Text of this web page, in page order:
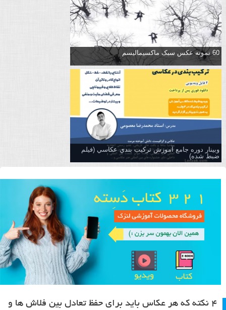
60 نمونه عکس سبک ماکسیمالیسم
وبینار دوره جامع آموزش تركيب بندي عكاسي (فیلم
ضبط شده)
۴ نکته که هر عکاس باید برای حفظ تعادل بین فلاش ها و